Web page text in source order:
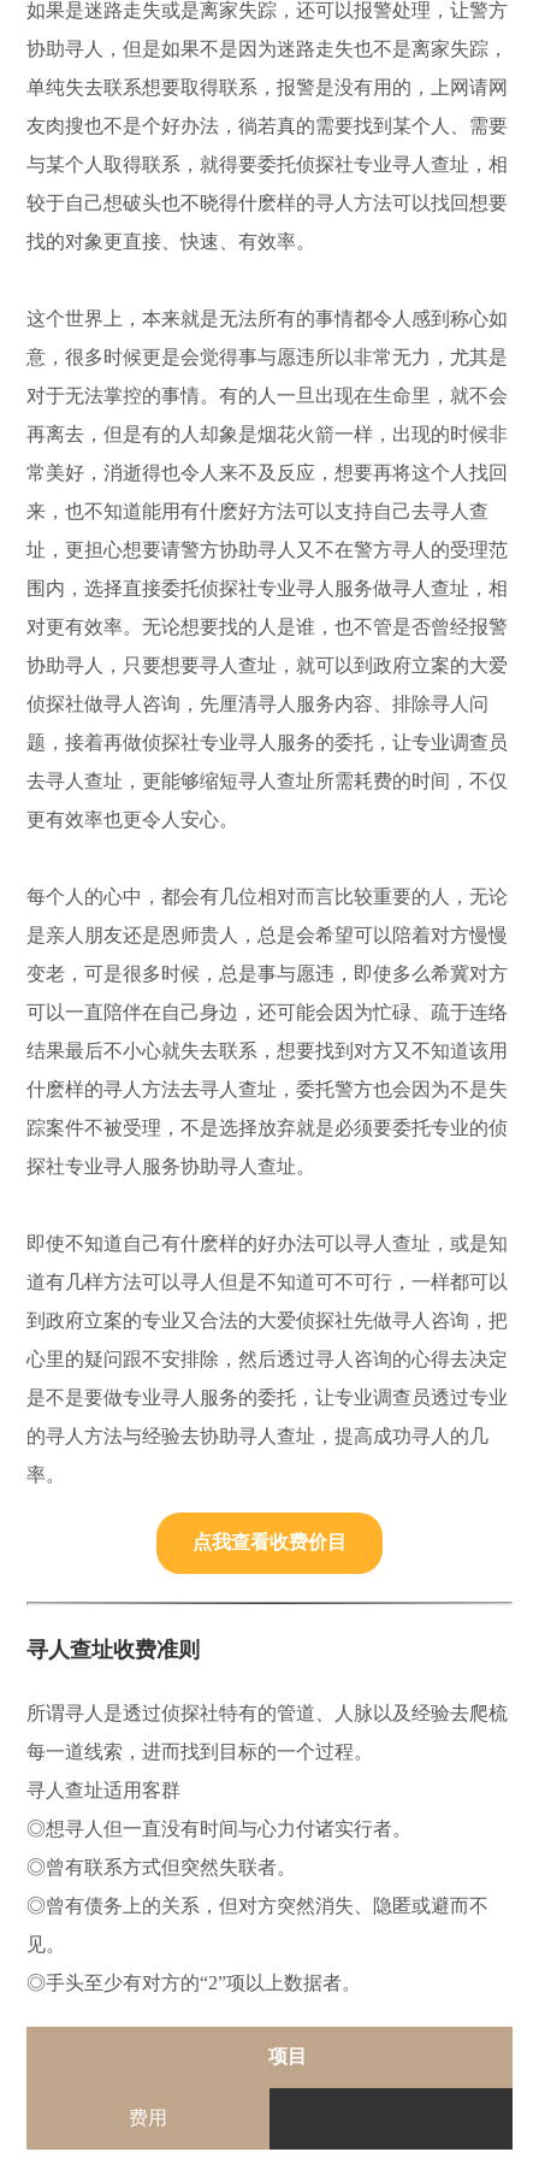
如果是迷路走失或是离家失踪，还可以报警处理，让警方
协助寻人，但是如果不是因为迷路走失也不是离家失踪，
单纯失去联系想要取得联系，报警是没有用的，上网请网
友肉搜也不是个好办法，徜若真的需要找到某个人、需要
与某个人取得联系，就得要委托侦探社专业寻人查址，相
较于自己想破头也不晓得什麽样的寻人方法可以找回想要
找的对象更直接、快速、有效率。
这个世界上，本来就是无法所有的事情都令人感到称心如
意，很多时候更是会觉得事与愿违所以非常无力，尤其是
对于无法掌控的事情。有的人一旦出现在生命里，就不会
再离去，但是有的人却象是烟花火箭一样，出现的时候非
常美好，消逝得也令人来不及反应，想要再将这个人找回
来，也不知道能用有什麽好方法可以支持自己去寻人查
址，更担心想要请警方协助寻人又不在警方寻人的受理范
围内，选择直接委托侦探社专业寻人服务做寻人查址，相
对更有效率。无论想要找的人是谁，也不管是否曾经报警
协助寻人，只要想要寻人查址，就可以到政府立案的大爱
侦探社做寻人咨询，先厘清寻人服务内容、排除寻人问
题，接着再做侦探社专业寻人服务的委托，让专业调查员
去寻人查址，更能够缩短寻人查址所需耗费的时间，不仅
更有效率也更令人安心。
每个人的心中，都会有几位相对而言比较重要的人，无论
是亲人朋友还是恩师贵人，总是会希望可以陪着对方慢慢
变老，可是很多时候，总是事与愿违，即使多么希冀对方
可以一直陪伴在自己身边，还可能会因为忙碌、疏于连络
结果最后不小心就失去联系，想要找到对方又不知道该用
什麽样的寻人方法去寻人查址，委托警方也会因为不是失
踪案件不被受理，不是选择放弃就是必须要委托专业的侦
探社专业寻人服务协助寻人查址。
即使不知道自己有什麽样的好办法可以寻人查址，或是知
道有几样方法可以寻人但是不知道可不可行，一样都可以
到政府立案的专业又合法的大爱侦探社先做寻人咨询，把
心里的疑问跟不安排除，然后透过寻人咨询的心得去决定
是不是要做专业寻人服务的委托，让专业调查员透过专业
的寻人方法与经验去协助寻人查址，提高成功寻人的几
率。
点我查看收费价目
寻人查址收费准则
所谓寻人是透过侦探社特有的管道、人脉以及经验去爬梳
每一道线索，进而找到目标的一个过程。
寻人查址适用客群
◎想寻人但一直没有时间与心力付诸实行者。
◎曾有联系方式但突然失联者。
◎曾有债务上的关系，但对方突然消失、隐匿或避而不
见。
◎手头至少有对方的“2”项以上数据者。
项目
费用